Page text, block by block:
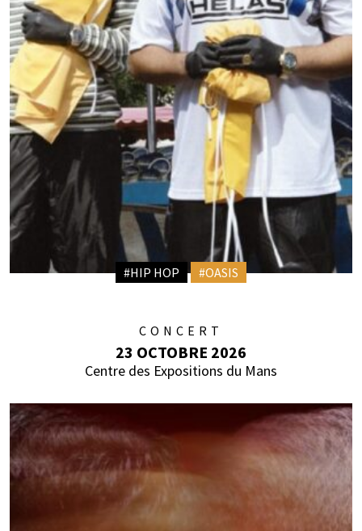
#HIP HOP #OASIS
CONCERT
23 OCTOBRE 2026
Centre des Expositions du Mans